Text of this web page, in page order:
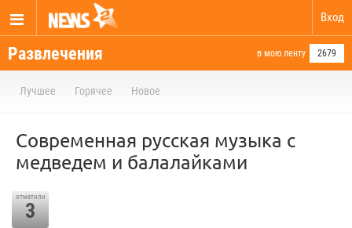
Вход
Развлечения в мою ленту 2679
Лучшее Горячее Новое
Современная русская музыка с
медведем и балалайками
отметили
3